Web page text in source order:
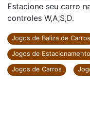
Estacione seu carro
controles W,A,S,D.
Jogos de Baliza de Carros
Jogos de Estacionamento
Jogos de Carros